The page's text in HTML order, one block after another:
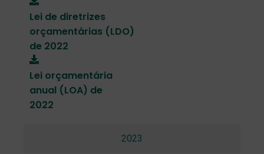
2023
Lei de diretrizes
orçamentárias (LDO)
de 2022
Lei orçamentária
anual (LOA) de
2022